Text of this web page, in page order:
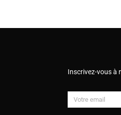
Inscrivez-vous à